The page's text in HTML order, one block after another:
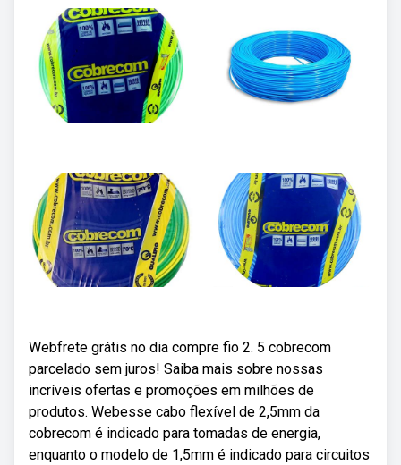
Webfrete grátis no dia compre fio 2. 5 cobrecom
parcelado sem juros! Saiba mais sobre nossas
incríveis ofertas e promoções em milhões de
produtos. Webesse cabo flexível de 2,5mm da
cobrecom é indicado para tomadas de energia,
enquanto o modelo de 1,5mm é indicado para circuitos